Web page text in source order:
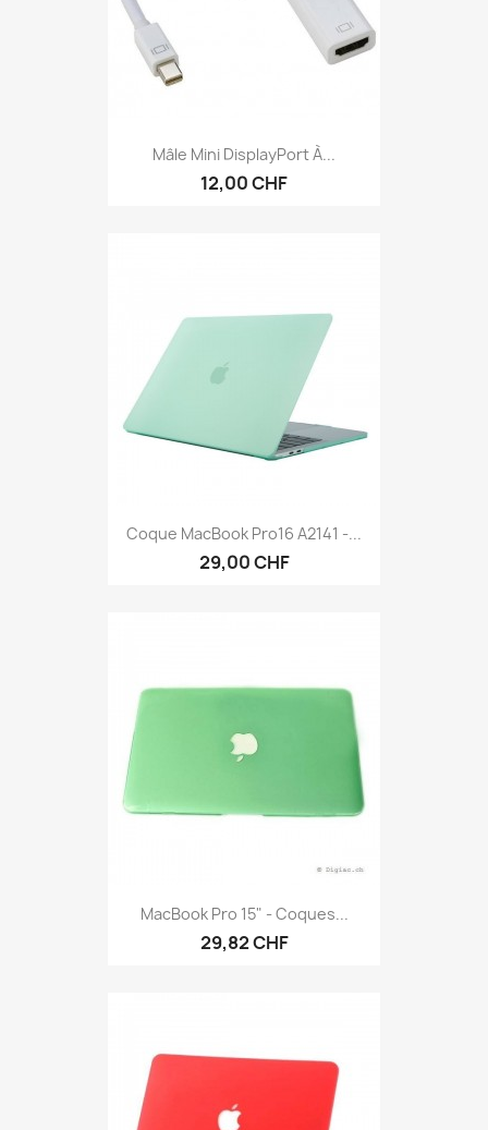
Mâle Mini DisplayPort À...
12,00 CHF
Coque MacBook Pro16 A2141 -...
29,00 CHF
MacBook Pro 15" - Coques...
29,82 CHF